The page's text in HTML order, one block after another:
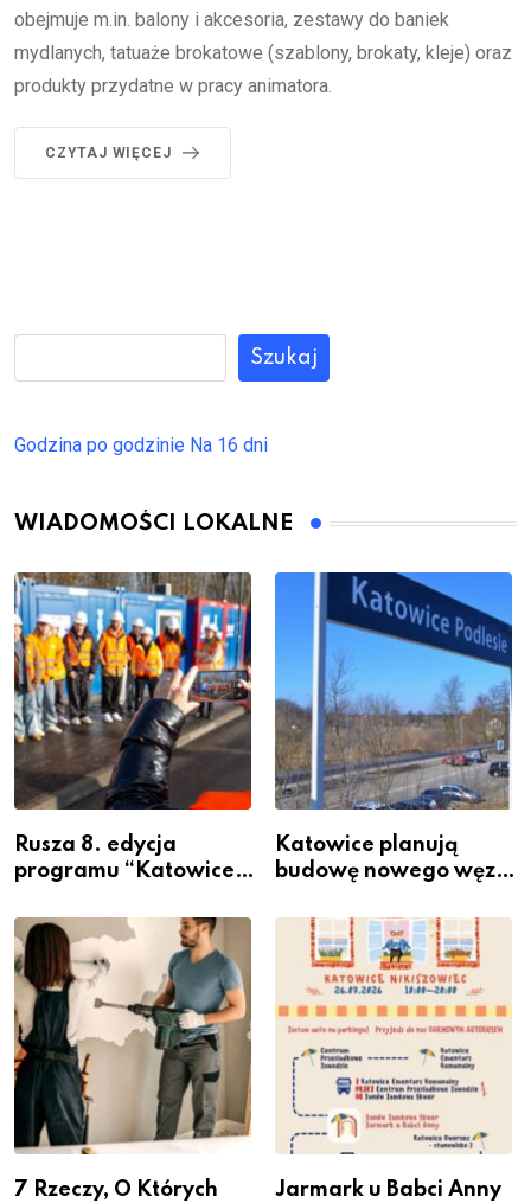
obejmuje m.in. balony i akcesoria, zestawy do baniek
mydlanych, tatuaże brokatowe (szablony, brokaty, kleje) oraz
produkty przydatne w pracy animatora.
CZYTAJ WIĘCEJ
Szukaj
Godzina po godzinie Na 16 dni
WIADOMOŚCI LOKALNE
Rusza 8. edycja
programu “Katowice
– nabór dla
przedsiębiorców
Katowice planują
budowę nowego węzła
Podlesiu
7 Rzeczy, O Których
Jarmark u Babci Anny